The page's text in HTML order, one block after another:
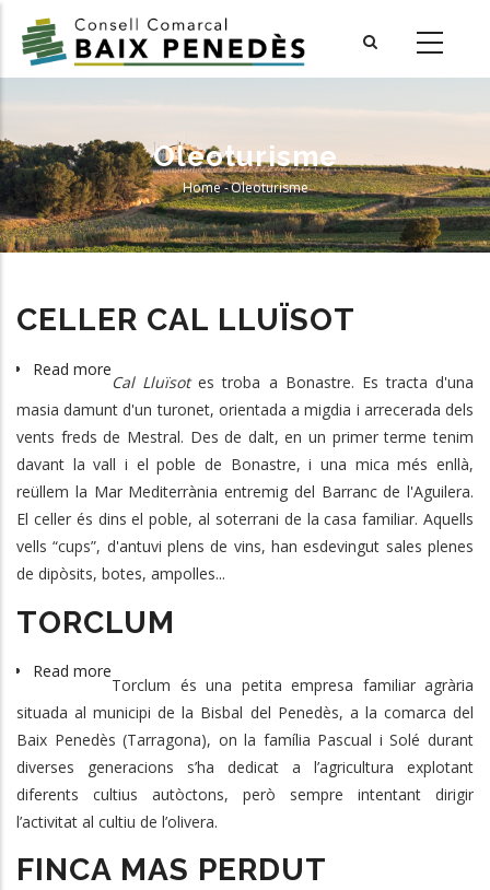
main
Oleoturisme
Breadcrumb
Home-Oleoturisme
CELLER CAL LLUÏSOT
Read more
CELLER
Cal Lluïsotes troba a Bonastre. Es tracta d'una
masia damunt d'un turonet, orientada a migdia i arrecerada dels
vents freds de Mestral. Des de dalt, en un primer terme tenim
davant la vall i el poble de Bonastre, i una mica més enllà,
reüllem la Mar Mediterrània entremig del Barranc de l'Aguilera.
El celler és dins el poble, al soterrani de la casa familiar. Aquells
vells “cups”, d'antuvi plens de vins, han esdevingut sales plenes
de dipòsits, botes, ampolles...
TORCLUM
Read more
Torclum és una petita empresa familiar agrària
situada al municipi de la Bisbal del Penedès, a la comarca del
Baix Penedès (Tarragona), on la família Pascual i Solé durant
diverses generacions s’ha dedicat a l’agricultura explotant
diferents cultius autòctons, però sempre intentant dirigir
l’activitat al cultiu de l’olivera.
FINCA MAS PERDUT